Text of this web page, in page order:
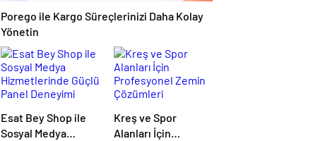
Porego ile Kargo Süreçlerinizi Daha Kolay
Yönetin
Esat Bey Shop ile
Sosyal Medya
Kreş ve Spor
Alanları İçin